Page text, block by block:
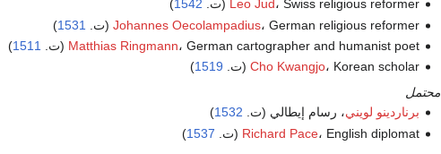
Leo Jud، Swiss religious reformer (ت. 1542
)
Johannes Oecolampadius، German religious reformer (ت. 1531
)
Matthias Ringmann، German cartographer and humanist poet (ت. 1511
)
Cho Kwangjo، Korean scholar (ت. 1519
)
محتمل
برناردينو لويني، رسام إيطالي (ت. 1532
)
Richard Pace، English diplomat (ت. 1537
)